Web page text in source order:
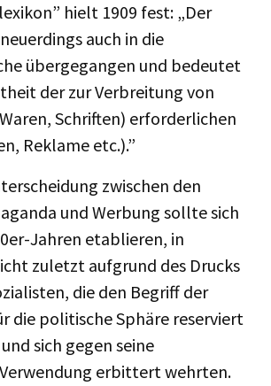
hielt 1909 fest: „Der
auch in die
übergegangen und bedeutet
der zur Verbreitung von
Schriften) erforderlichen
Reklame etc.).”
zwischen den
und Werbung sollte sich
Jahren etablieren, in
zuletzt aufgrund des Drucks
die den Begriff der
die politische Sphäre reserviert
sich gegen seine
erbittert wehrten.